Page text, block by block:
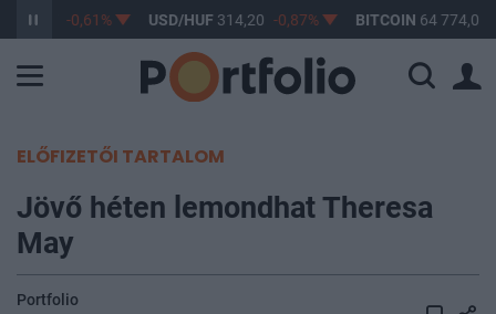
363,17 -0,61% USD/HUF 314,20 -0,87% BITCOIN 64 774,03
ELŐFIZETŐI TARTALOM
Jövő héten lemondhat Theresa
May
Portfolio